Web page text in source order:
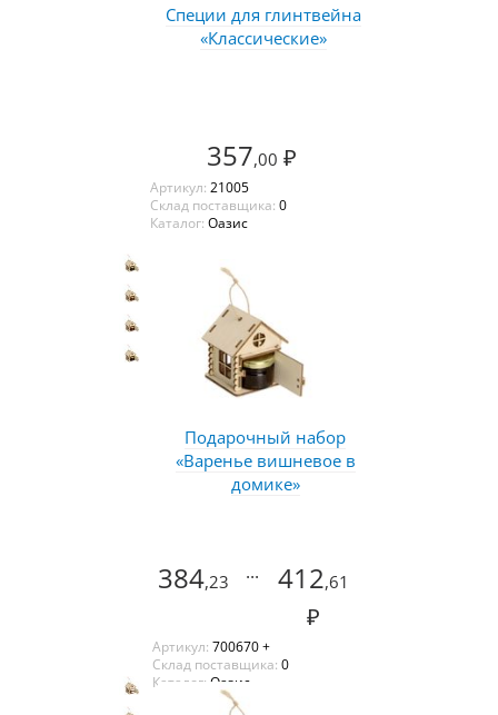
Специи для глинтвейна
«Классические»
357,00 ₽
Артикул: 21005
Склад поставщика: 0
Каталог: Оазис
Подарочный набор
«Варенье вишневое в
домике»
384,23 ... 412,61
₽
Артикул: 700670 +
Склад поставщика: 0
Каталог: Оазис